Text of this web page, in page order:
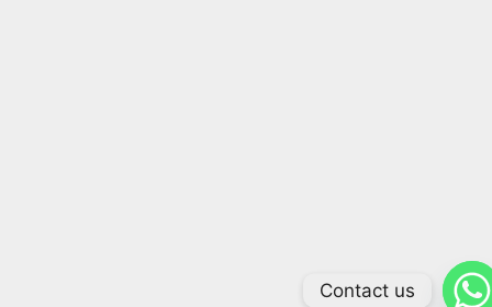
Arabic
Contact us